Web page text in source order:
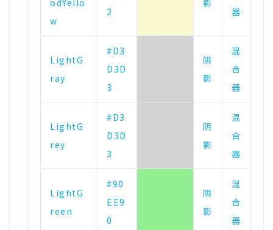
odYello
w
2
影
器
LightG
ray
#D3
D3D
3
阴
影
混
合
器
LightG
rey
#D3
D3D
3
阴
影
混
合
器
LightG
reen
#90
EE9
0
阴
影
混
合
器